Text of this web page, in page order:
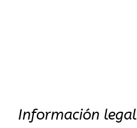
Información legal